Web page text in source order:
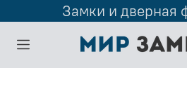
Замки и дверная